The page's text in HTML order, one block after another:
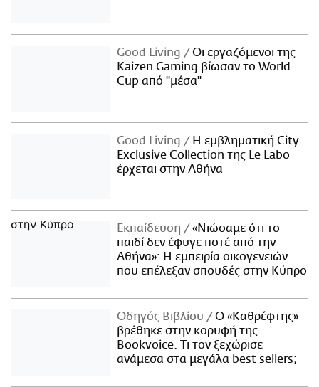
Good Living
Οι εργαζόμενοι της
Kaizen Gaming βίωσαν το World
Cup από "μέσα"
Good Living
Η εμβληματική City
Exclusive Collection της Le Labo
έρχεται στην Αθήνα
Εκπαίδευση
«Νιώσαμε ότι το
παιδί δεν έφυγε ποτέ από την
Αθήνα»: Η εμπειρία οικογενειών
που επέλεξαν σπουδές στην Κύπρο
Οδηγός Βιβλίου
Ο «Καθρέφτης»
βρέθηκε στην κορυφή της
Bookvoice. Τι τον ξεχώρισε
ανάμεσα στα μεγάλα best sellers;